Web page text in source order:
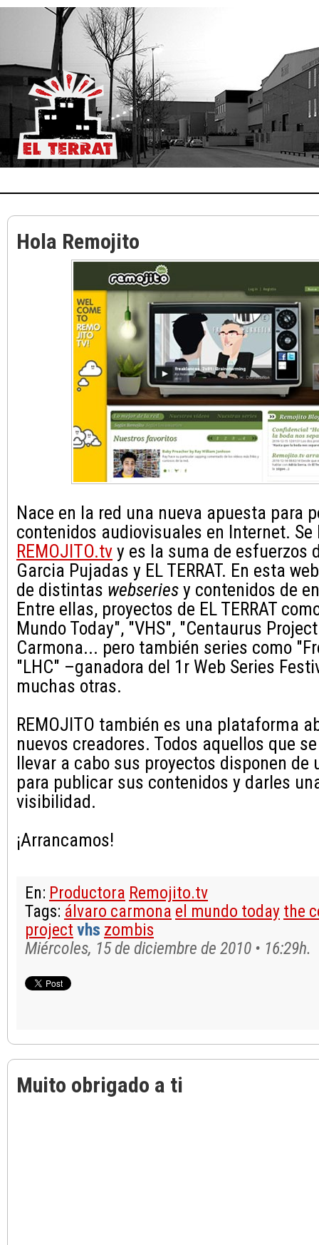
Hola Remojito
Nace en la red una nueva apuesta para
contenidos audiovisuales en Internet. Se
REMOJITO.tv y es la suma de esfuerzos
Garcia Pujadas y EL TERRAT. En esta
de distintas webseries y contenidos de
Entre ellas, proyectos de EL TERRAT
Mundo Today", "VHS", "Centaurus
Carmona... pero también series como
"LHC" –ganadora del 1r Web Series
muchas otras.
REMOJITO también es una plataforma
nuevos creadores. Todos aquellos que
llevar a cabo sus proyectos disponen de
para publicar sus contenidos y darles
visibilidad.
¡Arrancamos!
En: Productora Remojito.tv
Tags: álvaro carmona el mundo today the
project vhs zombis
Miércoles, 15 de diciembre de 2010 • 16:29h.
Muito obrigado a ti